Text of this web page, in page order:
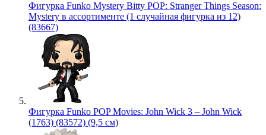
Фигурка Funko Mystery Bitty POP: Stranger Things Season:
Mystery в ассортименте (1 случайная фигурка из 12)
(83667)
Фигурка Funko POP Movies: John Wick 3 – John Wick
(1763) (83572) (9,5 см)